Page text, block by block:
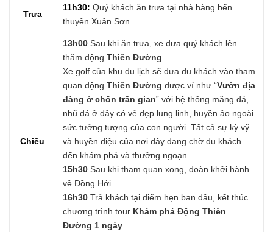
Trưa
11h30:Quý khách ăn trưa tại nhà hàng bến
thuyền Xuân Sơn
Chiều
13h00 Sau khi ăn trưa, xe đưa quý khách lên
thăm độngThiên Đường
Xe golf của khu du lịch sẽ đưa du khách vào tham
quan độngThiên Đường được ví như “Vườn địa
đàng ở chốn trần gian” với hệ thống măng đá,
nhũ đá ở đây có vẻ đẹp lung linh, huyền ảo ngoài
sức tưởng tượng của con người. Tất cả sự kỳ vỹ
và huyền diệu của nơi đây đang chờ du khách
đến khám phá và thưởng ngoạn…
15h30 Sau khi tham quan xong, đoàn khởi hành
về Đồng Hới
16h30 Trả khách tại điểm hẹn ban đầu, kết thúc
chương trình tour Khám phá Động Thiên
Đường 1 ngày